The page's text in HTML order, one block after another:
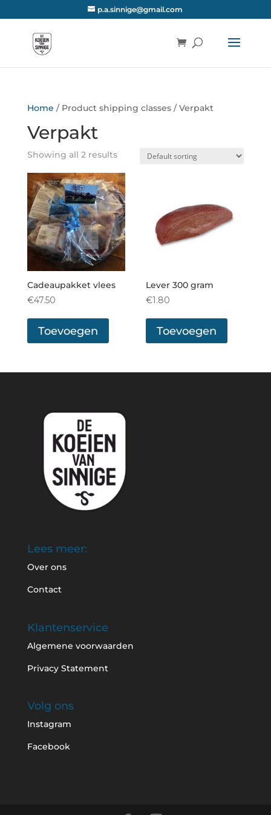
p.a.sinnige@gmail.com
Home / Product shipping classes / Verpakt
Verpakt
Showing all 2 results
Cadeaupakket vlees
€47.50
Toevoegen
Lever 300 gram
€1.80
Toevoegen
Lees meer:
Over ons
Contact
Klantenservice
Algemene voorwaarden
Privacy Statement
Volg ons
Instagram
Facebook